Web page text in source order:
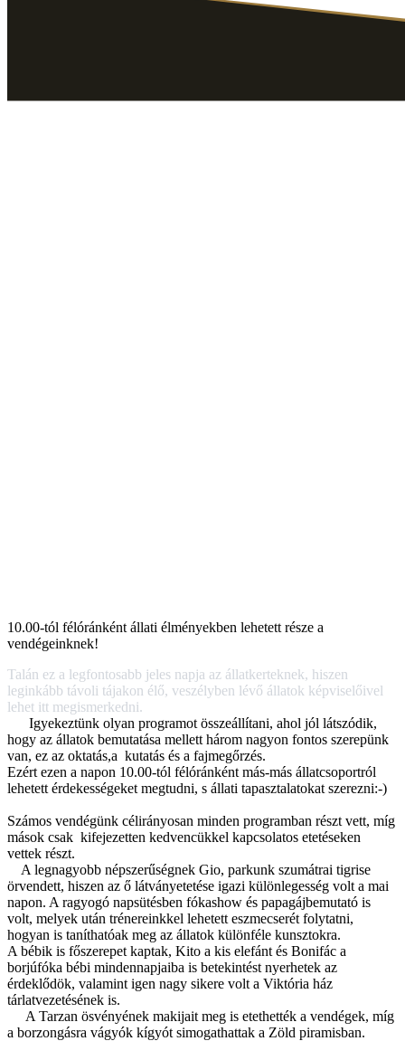
10.00-tól félóránként állati élményekben lehetett része a
vendégeinknek!
Talán ez a legfontosabb jeles napja az állatkerteknek, hiszen
leginkább távoli tájakon élő, veszélyben lévő állatok képviselőivel
lehet itt megismerkedni.
Igyekeztünk olyan programot összeállítani, ahol jól látszódik,
hogy az állatok bemutatása mellett három nagyon fontos szerepünk
van, ez az oktatás,a kutatás és a fajmegőrzés.
Ezért ezen a napon 10.00-tól félóránként más-más állatcsoportról
lehetett érdekességeket megtudni, s állati tapasztalatokat szerezni:-)
Számos vendégünk célirányosan minden programban részt vett, míg
mások csak kifejezetten kedvencükkel kapcsolatos etetéseken
vettek részt.
A legnagyobb népszerűségnek Gio, parkunk szumátrai tigrise
örvendett, hiszen az ő látványetetése igazi különlegesség volt a mai
napon. A ragyogó napsütésben fókashow és papagájbemutató is
volt, melyek után trénereinkkel lehetett eszmecserét folytatni,
hogyan is taníthatóak meg az állatok különféle kunsztokra.
A bébik is főszerepet kaptak, Kito a kis elefánt és Bonifác a
borjúfóka bébi mindennapjaiba is betekintést nyerhetek az
érdeklődök, valamint igen nagy sikere volt a Viktória ház
tárlatvezetésének is.
A Tarzan ösvényének makijait meg is etethették a vendégek, míg
a borzongásra vágyók kígyót simogathattak a Zöld piramisban.